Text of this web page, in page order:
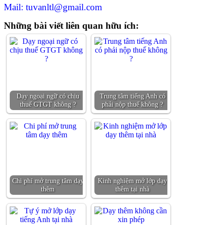
Mail: tuvanltl@gmail.com
Những bài viết liên quan hữu ích:
Dạy ngoại ngữ có chịu
thuế GTGT không ?
Trung tâm tiếng Anh có
phải nộp thuế không ?
Chi phí mở trung tâm dạy
thêm
Kinh nghiệm mở lớp dạy
thêm tại nhà